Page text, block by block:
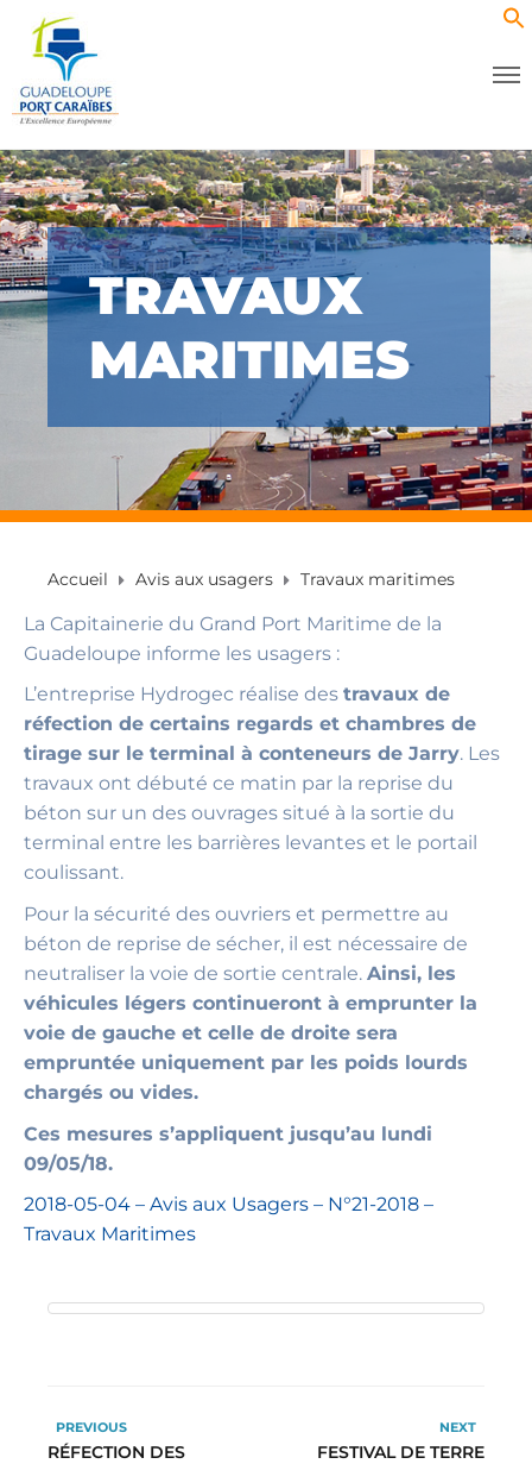
TRAVAUX
MARITIMES
Accueil Avis aux usagers Travaux maritimes
La Capitainerie du Grand Port Maritime de la
Guadeloupe informe les usagers :
L’entreprise Hydrogec réalise des travaux de
réfection de certains regards et chambres de
tirage sur le terminal à conteneurs de Jarry. Les
travaux ont débuté ce matin par la reprise du
béton sur un des ouvrages situé à la sortie du
terminal entre les barrières levantes et le portail
coulissant.
Pour la sécurité des ouvriers et permettre au
béton de reprise de sécher, il est nécessaire de
neutraliser la voie de sortie centrale. Ainsi, les
véhicules légers continueront à emprunter la
voie de gauche et celle de droite sera
empruntée uniquement par les poids lourds
chargés ou vides.
Ces mesures s’appliquent jusqu’au lundi
09/05/18.
2018-05-04 – Avis aux Usagers – N°21-2018 –
Travaux Maritimes
PREVIOUS
RÉFECTION DES
NEXT
FESTIVAL DE TERRE